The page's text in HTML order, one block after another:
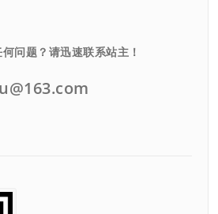
问题？请迅速联系站主！